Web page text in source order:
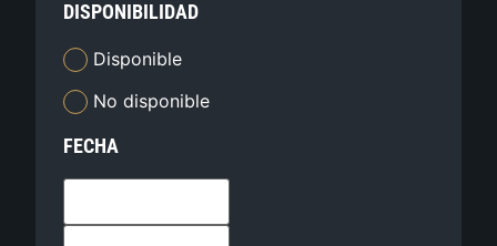
DISPONIBILIDAD
Disponible
No disponible
FECHA